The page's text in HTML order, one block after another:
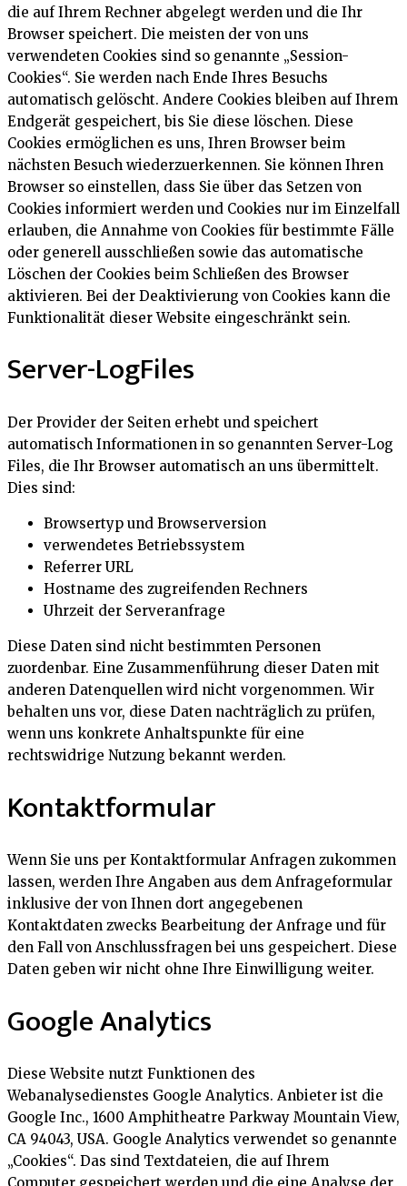
die auf Ihrem Rechner abgelegt werden und die Ihr
Browser speichert. Die meisten der von uns
verwendeten Cookies sind so genannte „Session-
Cookies“. Sie werden nach Ende Ihres Besuchs
automatisch gelöscht. Andere Cookies bleiben auf Ihrem
Endgerät gespeichert, bis Sie diese löschen. Diese
Cookies ermöglichen es uns, Ihren Browser beim
nächsten Besuch wiederzuerkennen. Sie können Ihren
Browser so einstellen, dass Sie über das Setzen von
Cookies informiert werden und Cookies nur im Einzelfall
erlauben, die Annahme von Cookies für bestimmte Fälle
oder generell ausschließen sowie das automatische
Löschen der Cookies beim Schließen des Browser
aktivieren. Bei der Deaktivierung von Cookies kann die
Funktionalität dieser Website eingeschränkt sein.
Server-LogFiles
Der Provider der Seiten erhebt und speichert
automatisch Informationen in so genannten Server-Log
Files, die Ihr Browser automatisch an uns übermittelt.
Dies sind:
Browsertyp und Browserversion
verwendetes Betriebssystem
Referrer URL
Hostname des zugreifenden Rechners
Uhrzeit der Serveranfrage
Diese Daten sind nicht bestimmten Personen
zuordenbar. Eine Zusammenführung dieser Daten mit
anderen Datenquellen wird nicht vorgenommen. Wir
behalten uns vor, diese Daten nachträglich zu prüfen,
wenn uns konkrete Anhaltspunkte für eine
rechtswidrige Nutzung bekannt werden.
Kontaktformular
Wenn Sie uns per Kontaktformular Anfragen zukommen
lassen, werden Ihre Angaben aus dem Anfrageformular
inklusive der von Ihnen dort angegebenen
Kontaktdaten zwecks Bearbeitung der Anfrage und für
den Fall von Anschlussfragen bei uns gespeichert. Diese
Daten geben wir nicht ohne Ihre Einwilligung weiter.
Google Analytics
Diese Website nutzt Funktionen des
Webanalysedienstes Google Analytics. Anbieter ist die
Google Inc., 1600 Amphitheatre Parkway Mountain View,
CA 94043, USA. Google Analytics verwendet so genannte
„Cookies“. Das sind Textdateien, die auf Ihrem